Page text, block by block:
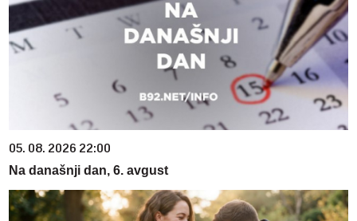
05. 08. 2026 22:00
Na današnji dan, 6. avgust